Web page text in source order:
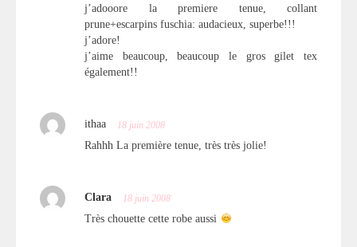
j’adooore la premiere tenue, collant
prune+escarpins fuschia: audacieux, superbe!!!
j’adore!
j’aime beaucoup, beaucoup le gros gilet tex
également!!
ithaa 18 juin 2008
Rahhh La première tenue, très très jolie!
Clara 18 juin 2008
Très chouette cette robe aussi